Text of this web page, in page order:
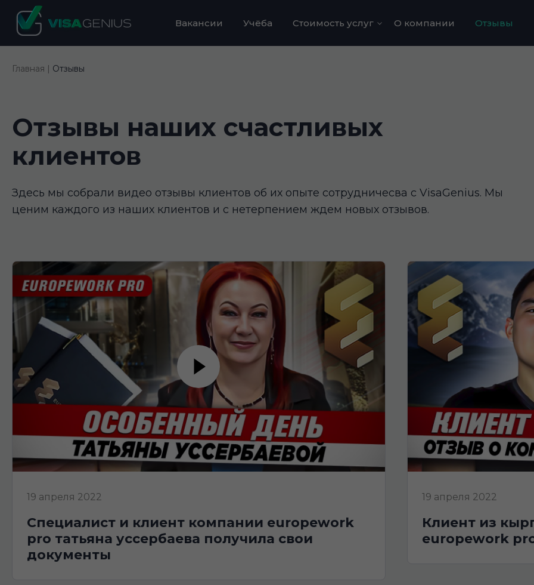
Вакансии Учёба Стоимость услуг
Великобританию
Визы в Австралию
О компании Отзывы
Главная | Отзывы
Отзывы наших счастливых
клиентов
Здесь мы собрали видео отзывы клиентов об их опыте сотрудничесва с VisaGenius. Мы
ценим каждого из наших клиентов и с нетерпением ждем новых отзывов.
19 апреля 2022
специалист и клиент компании europework
pro татьяна уссербаева получила свои
документы
19 апреля 2022
клиент из кыргызстана получил визу |
europework